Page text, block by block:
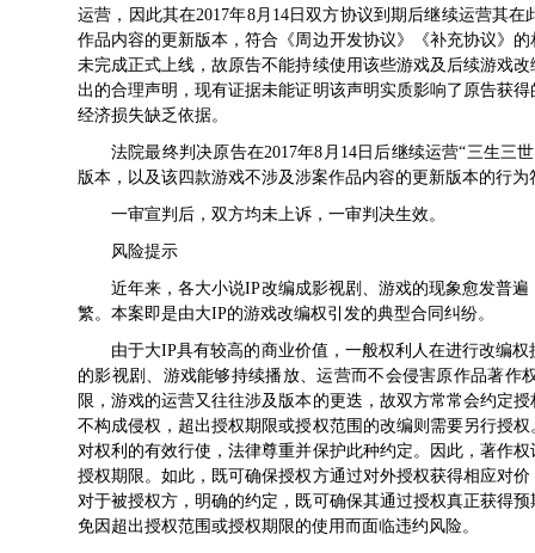
运营，因此其在2017年8月14日双方协议到期后继续运营其
作品内容的更新版本，符合《周边开发协议》《补充协议》
未完成正式上线，故原告不能持续使用该些游戏及后续游戏
出的合理声明，现有证据未能证明该声明实质影响了原告获
经济损失缺乏依据。
法院最终判决原告在2017年8月14日后继续运营“三生三
版本，以及该四款游戏不涉及涉案作品内容的更新版本的行
一审宣判后，双方均未上诉，一审判决生效。
风险提示
近年来，各大小说IP改编成影视剧、游戏的现象愈发普
繁。本案即是由大IP的游戏改编权引发的典型合同纠纷。
由于大IP具有较高的商业价值，一般权利人在进行改编
的影视剧、游戏能够持续播放、运营而不会侵害原作品著
限，游戏的运营又往往涉及版本的更迭，故双方常常会约定
不构成侵权，超出授权期限或授权范围的改编则需要另行授
对权利的有效行使，法律尊重并保护此种约定。因此，著作
授权期限。如此，既可确保授权方通过对外授权获得相应对
对于被授权方，明确的约定，既可确保其通过授权真正获得
免因超出授权范围或授权期限的使用而面临违约风险。